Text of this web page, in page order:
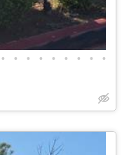
• • • • • • • • •